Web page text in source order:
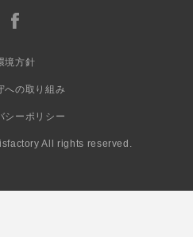
境方針
への取り組み
シーポリシー
All rights reserved.